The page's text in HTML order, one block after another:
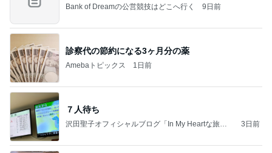
Bank of Dreamの公営競技はどこへ行く 9日前
診察代の節約になる3ヶ月分の薬
Amebaトピックス 1日前
７人待ち
沢田聖子オフィシャルブログ「In My Heartな旅日
3日前